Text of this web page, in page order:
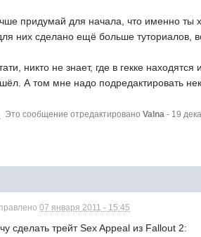
придумай для начала, что именно ты
них сделано ещё больше туториалов,
никто не знает, где в гекке
А том мне надо подредактировать
Это сообщение отредактированоValna - 19
07 января 2011 - 15:45
сделать трейт Sex Appeal из Fallout 2: